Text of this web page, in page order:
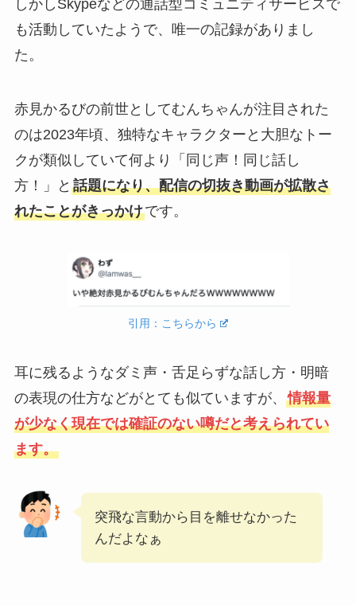
しかしSkypeなどの通話型コミュニティサービスで
も活動していたようで、唯一の記録がありまし
た。
赤見かるびの前世としてむんちゃんが注目された
のは2023年頃、独特なキャラクターと大胆なトー
クが類似していて何より「同じ声！同じ話し
方！」と 話題になり、配信の切抜き動画が拡散さ
れたことがきっかけです。
引用：こちらから
耳に残るようなダミ声・舌足らずな話し方・明暗
の表現の仕方などがとても似ていますが、 情報量
が少なく現在では確証のない噂だと考えられてい
ます。
突飛な言動から目を離せなかった
んだよなぁ